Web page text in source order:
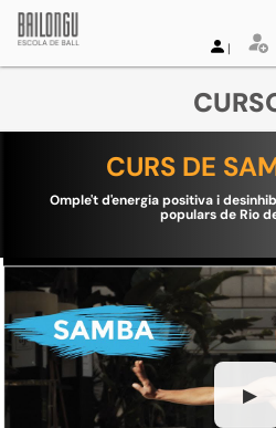
CURS DE
Omple't d'energia positiva i
populars de Rio
▶